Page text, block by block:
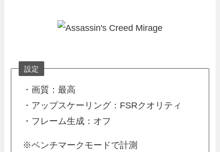
設定
・画質：最高
・アップスケーリング：FSRクオリティ
・フレーム生成：オフ
※ベンチマークモードで計測